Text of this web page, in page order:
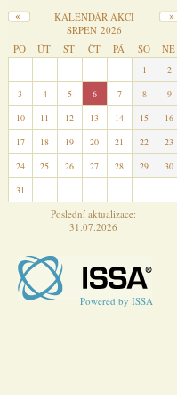
KALENDÁŘ AKCÍ
SRPEN 2026
PO
ÚT ST ČT PÁ SO NE
1
2
3
4 5 6 7 8
9
10
11 12 13 14 15
16
17
18 19 20 21 22
23
24
25 26 27 28 29
30
31
Poslední aktualizace:
31.07.2026
Powered by ISSA